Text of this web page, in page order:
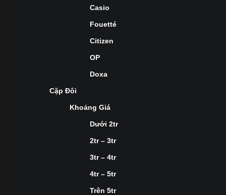
Casio
Fouetté
Citizen
OP
Doxa
Cặp Đôi
Khoảng Giá
Dưới 2tr
2tr – 3tr
3tr – 4tr
4tr – 5tr
Trên 5tr